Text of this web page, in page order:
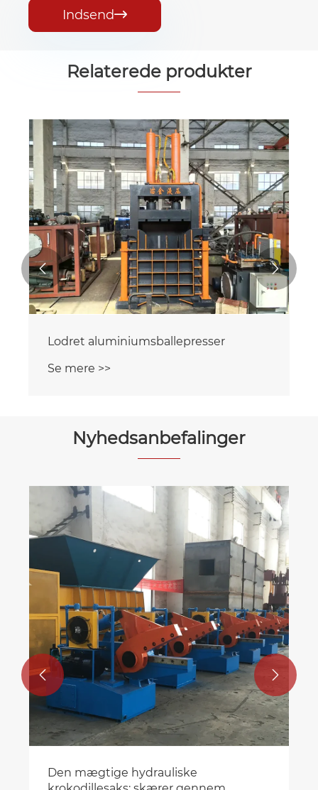
Indsend
Relaterede produkter
Lodret aluminiumsballepresser
Se mere >>
 
Nyhedsanbefalinger
Hvordan fungerer en
jernbriketteringsmaskine?
Se mere >>
 